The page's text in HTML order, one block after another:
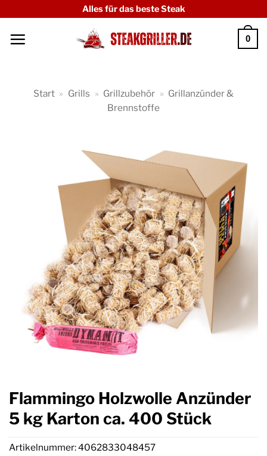
springen
Alles für das beste Steak
0
Start » Grills » Grillzubehör » Grillanzünder &
Brennstoffe
Flammingo Holzwolle Anzünder
5 kg Karton ca. 400 Stück
Artikelnummer:4062833048457